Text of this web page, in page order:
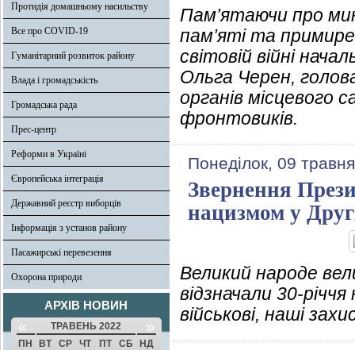
Протидія домашньому насильству
Все про COVID-19
Гуманітарний розвиток району
Влада і громадськість
Громадська рада
Прес-центр
Реформи в Україні
Європейська інтеграція
Державний реєстр виборців
Інформація з установ району
Пасажирські перевезення
Охорона природи
АРХІВ НОВИН
« ТРАВЕНЬ 2022 »
ПН ВТ СР ЧТ ПТ СБ
НД
Пам’ятаючи про
пам’яті та
світовій війні
Ольга Черен,
органів місцевого
фронтовиків.
Понеділок, 09
Звернення
нацизмом у
Великий народе
відзначали 30-
військові, наші